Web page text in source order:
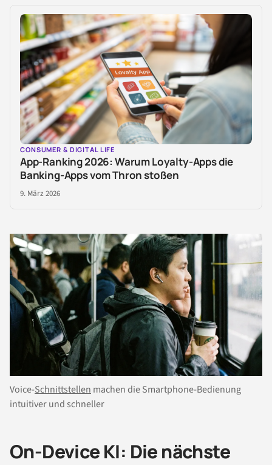
CONSUMER & DIGITAL LIFE
App-Ranking 2026: Warum Loyalty-Apps die
Banking-Apps vom Thron stoßen
9. März 2026
Voice-Schnittstellen machen die Smartphone-Bedienung
intuitiver und schneller
On-Device KI: Die nächste